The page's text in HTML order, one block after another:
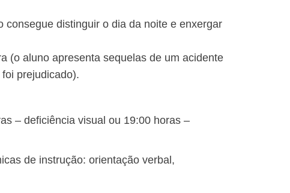
distinguir o dia da noite e enxergar
(o aluno apresenta sequelas de um acidente
prejudicado).
– deficiência visual ou 19:00 horas –
de instrução: orientação verbal,